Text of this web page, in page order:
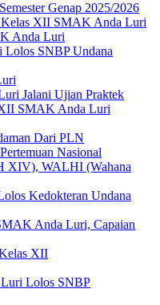
Genap 2025/2026
Kelas XII SMAK Anda Luri
Anda Luri
SNBP Undana
Jalani Ujian Praktek
SMAK Anda Luri
Dari PLN
Nasional
XIV), WALHI (Wahana
Kedokteran Undana
Anda Luri, Capaian
XII
Lolos SNBP